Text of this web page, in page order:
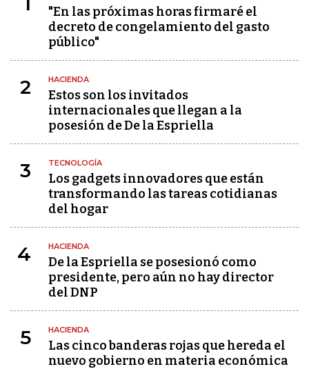
"En las próximas horas firmaré el
decreto de congelamiento del gasto
público"
2 HACIENDA
Estos son los invitados
internacionales que llegan a la
posesión de De la Espriella
3 TECNOLOGÍA
Los gadgets innovadores que están
transformando las tareas cotidianas
del hogar
4 HACIENDA
De la Espriella se posesionó como
presidente, pero aún no hay director
del DNP
5 HACIENDA
Las cinco banderas rojas que hereda el
nuevo gobierno en materia económica